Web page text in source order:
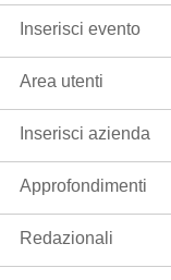
Inserisci evento
Area utenti
Inserisci azienda
Approfondimenti
Redazionali